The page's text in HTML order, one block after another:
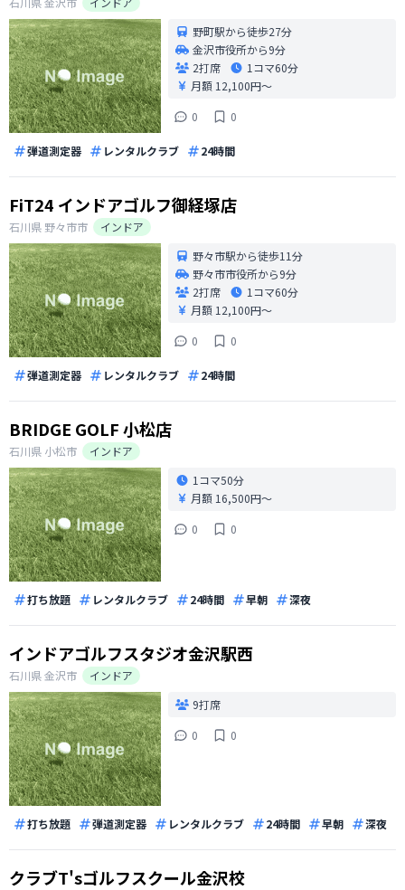
野町駅から徒歩27分
金沢市役所から9分
2打席
1コマ60分
月額 12,100円〜
0
0
弾道測定器 レンタルクラブ 24時間
FiT24 インドアゴルフ御経塚店
石川県 野々市市
インドア
野々市駅から徒歩11分
野々市市役所から9分
2打席
1コマ60分
月額 12,100円〜
0
0
弾道測定器 レンタルクラブ 24時間
BRIDGE GOLF 小松店
石川県 小松市
インドア
1コマ50分
月額 16,500円〜
0
0
打ち放題 レンタルクラブ 24時間 早朝 深夜
インドアゴルフスタジオ金沢駅西
石川県金沢市
インドア
9打席
0
0
打ち放題 弾道測定器 レンタルクラブ 24時間 早朝 深夜
クラブT'sゴルフスクール金沢校